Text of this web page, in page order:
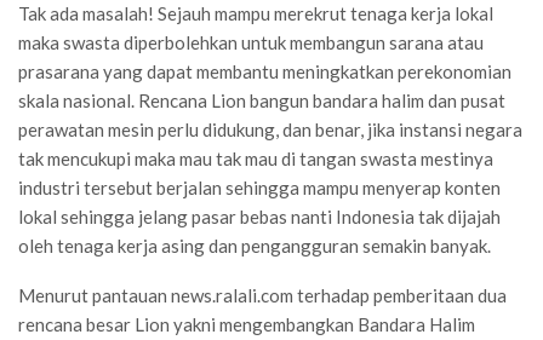
Tak ada masalah! Sejauh mampu merekrut tenaga kerja lokal
maka swasta diperbolehkan untuk membangun sarana atau
prasarana yang dapat membantu meningkatkan perekonomian
skala nasional. Rencana Lion bangun bandara halim dan pusat
perawatan mesin perlu didukung, dan benar, jika instansi negara
tak mencukupi maka mau tak mau di tangan swasta mestinya
industri tersebut berjalan sehingga mampu menyerap konten
lokal sehingga jelang pasar bebas nanti Indonesia tak dijajah
oleh tenaga kerja asing dan pengangguran semakin banyak.
Menurut pantauan news.ralali.com terhadap pemberitaan dua
rencana besar Lion yakni mengembangkan Bandara Halim